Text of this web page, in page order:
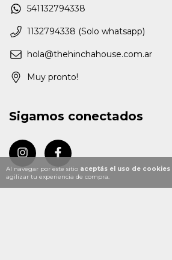
Al navegar por este sitio aceptás el uso de cookies
agilizar tu experiencia de compra.
541132794338
1132794338 (Solo whatsapp)
hola@thehinchahouse.com.ar
Muy pronto!
Sigamos conectados